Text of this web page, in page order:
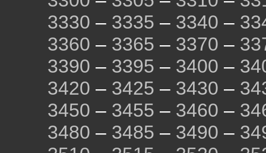
3330 – 3335 – 3340 –
3360 – 3365 – 3370 –
3390 – 3395 – 3400 –
3420 – 3425 – 3430 –
3450 – 3455 – 3460 –
3480 – 3485 – 3490 –